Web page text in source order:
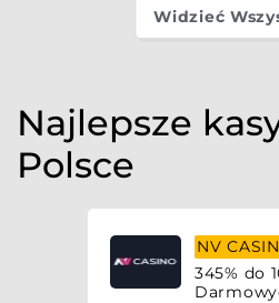
Widzieć
Najlepsze
Polsce
NV
345% do